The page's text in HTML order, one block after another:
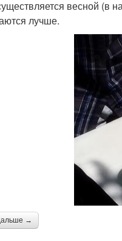
весной (в
лучше.
→